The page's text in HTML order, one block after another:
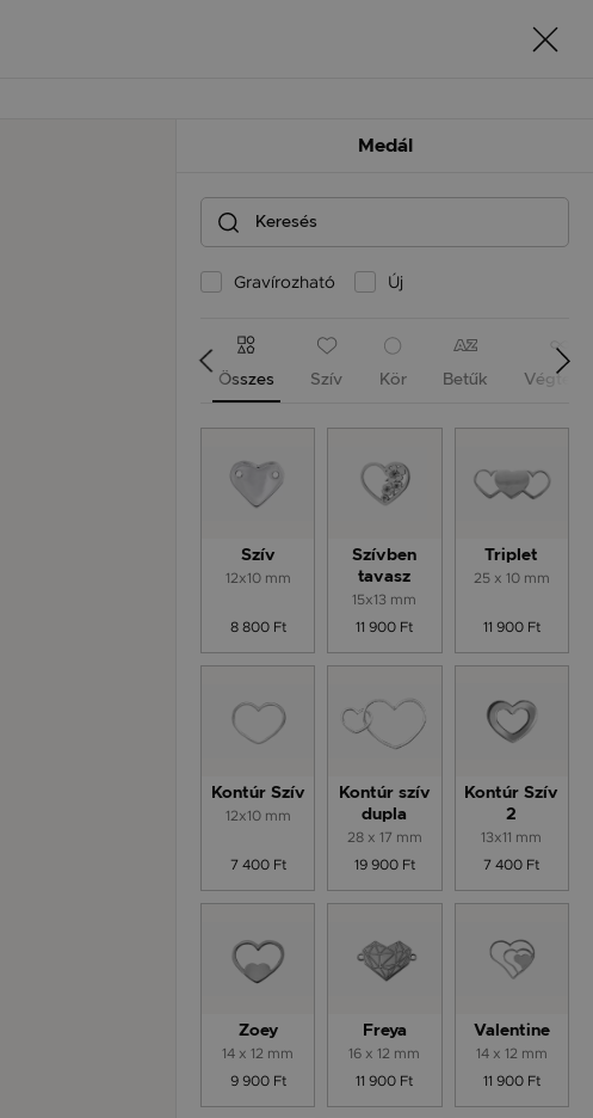
Medál
Gravírozható Új
Összes Szív Kör Betűk Végtelen
Szív
12x10 mm
8 800 Ft
Szívben
tavasz
15x13 mm
11 900 Ft
Triplet
25 x 10 mm
11 900 Ft
Kontúr Szív
12x10 mm
7 400 Ft
Kontúr szív
dupla
28 x 17 mm
19 900 Ft
Kontúr Szív
2
13x11 mm
7 400 Ft
Zoey
14 x 12 mm
9 900 Ft
Freya
16 x 12 mm
11 900 Ft
Valentine
14 x 12 mm
11 900 Ft